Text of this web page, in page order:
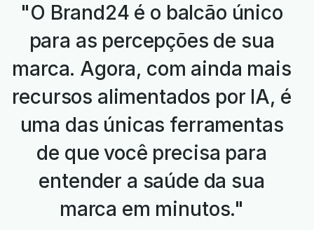
"O Brand24 é o balcão único
para as percepções de sua
marca. Agora, com ainda mais
recursos alimentados por IA, é
uma das únicas ferramentas
de que você precisa para
entender a saúde da sua
marca em minutos."